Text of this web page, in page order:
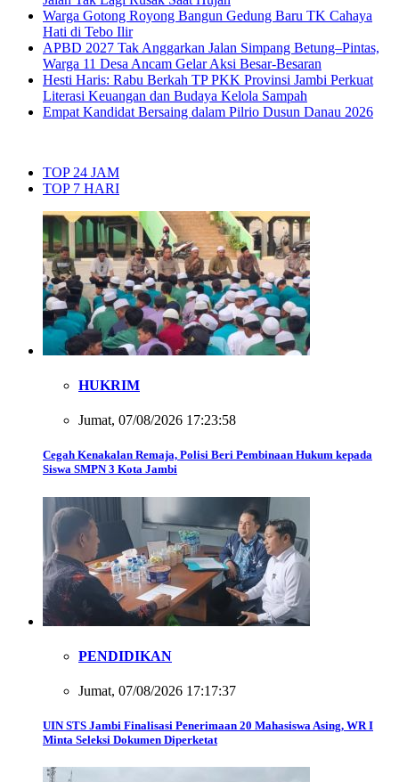
Warga Gotong Royong Bangun Gedung Baru TK Cahaya
Hati di Tebo Ilir
APBD 2027 Tak Anggarkan Jalan Simpang Betung–Pintas,
Warga 11 Desa Ancam Gelar Aksi Besar-Besaran
Hesti Haris: Rabu Berkah TP PKK Provinsi Jambi Perkuat
Literasi Keuangan dan Budaya Kelola Sampah
Empat Kandidat Bersaing dalam Pilrio Dusun Danau 2026
TOP 24 JAM
TOP 7 HARI
HUKRIM
Jumat, 07/08/2026 17:23:58
Cegah Kenakalan Remaja, Polisi Beri Pembinaan Hukum kepada
Siswa SMPN 3 Kota Jambi
PENDIDIKAN
Jumat, 07/08/2026 17:17:37
UIN STS Jambi Finalisasi Penerimaan 20 Mahasiswa Asing, WR I
Minta Seleksi Dokumen Diperketat